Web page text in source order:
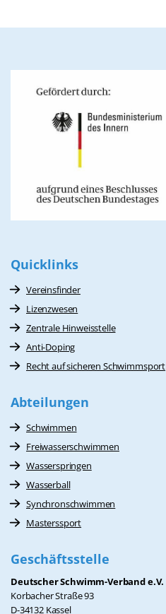
Quicklinks
Vereinsfinder
Lizenzwesen
Zentrale Hinweisstelle
Anti-Doping
Recht auf sicheren Schwimmsport
Abteilungen
Schwimmen
Freiwasserschwimmen
Wasserspringen
Wasserball
Synchronschwimmen
Masterssport
Geschäftsstelle
Deutscher Schwimm-Verband e.V.
Korbacher Straße 93
D-34132 Kassel